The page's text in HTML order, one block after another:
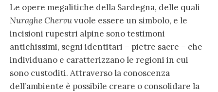
Le opere megalitiche della Sardegna, delle quali
Nuraghe Chervuvuole essere un simbolo, e le
incisioni rupestri alpine sono testimoni
antichissimi, segni identitari – pietre sacre – che
individuano e caratterizzano le regioni in cui
sono custoditi. Attraverso la conoscenza
dell’ambiente è possibile creare o consolidare la